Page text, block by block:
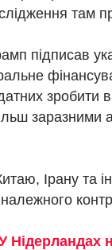
там
підписав
зробити
заразними
Ірану та
Нідерландах